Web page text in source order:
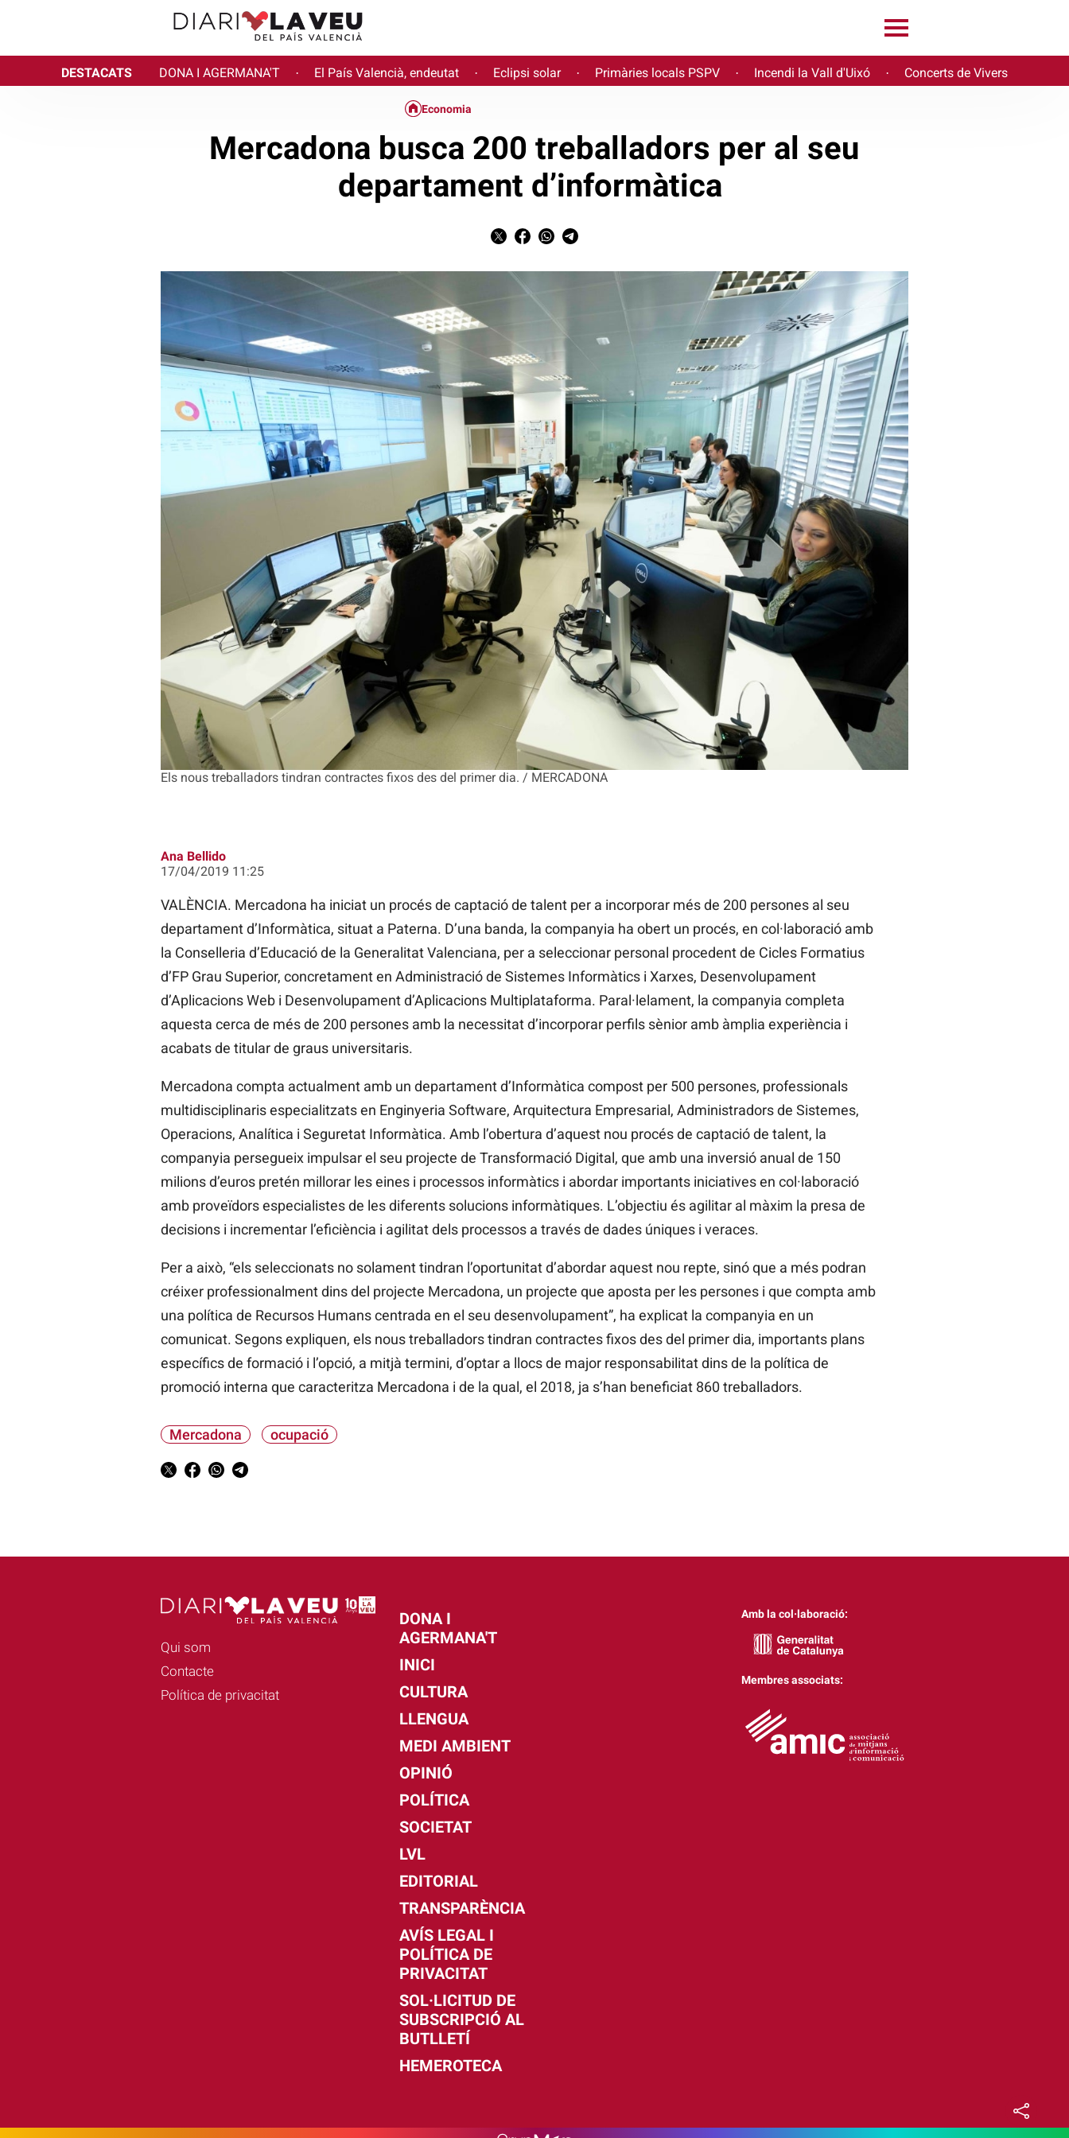
DESTACATS DONA I AGERMANA'T · El País Valencià, endeutat · Eclipsi solar · Primàries locals PSPV · Incendi la Vall d'Uixó · Concerts de Vivers
Els nous treballadors tindran contractes fixos des del primer dia. / MERCADONA
Economia
Mercadona busca 200 treballadors per al seu
departament d’informàtica
Ana Bellido
17/04/2019 11:25
VALÈNCIA. Mercadona ha iniciat un procés de captació de talent per a incorporar més de 200 persones al seu
departament d’Informàtica, situat a Paterna. D’una banda, la companyia ha obert un procés, en col·laboració amb
la Conselleria d’Educació de la Generalitat Valenciana, per a seleccionar personal procedent de Cicles Formatius
d’FP Grau Superior, concretament en Administració de Sistemes Informàtics i Xarxes, Desenvolupament
d’Aplicacions Web i Desenvolupament d’Aplicacions Multiplataforma. Paral·lelament, la companyia completa
aquesta cerca de més de 200 persones amb la necessitat d’incorporar perfils sènior amb àmplia experiència i
acabats de titular de graus universitaris.
Mercadona compta actualment amb un departament d’Informàtica compost per 500 persones, professionals
multidisciplinaris especialitzats en Enginyeria Software, Arquitectura Empresarial, Administradors de Sistemes,
Operacions, Analítica i Seguretat Informàtica. Amb l’obertura d’aquest nou procés de captació de talent, la
companyia persegueix impulsar el seu projecte de Transformació Digital, que amb una inversió anual de 150
milions d’euros pretén millorar les eines i processos informàtics i abordar importants iniciatives en col·laboració
amb proveïdors especialistes de les diferents solucions informàtiques. L’objectiu és agilitar al màxim la presa de
decisions i incrementar l’eficiència i agilitat dels processos a través de dades úniques i veraces.
Per a això, “els seleccionats no solament tindran l’oportunitat d’abordar aquest nou repte, sinó que a més podran
créixer professionalment dins del projecte Mercadona, un projecte que aposta per les persones i que compta amb
una política de Recursos Humans centrada en el seu desenvolupament”, ha explicat la companyia en un
comunicat. Segons expliquen, els nous treballadors tindran contractes fixos des del primer dia, importants plans
específics de formació i l’opció, a mitjà termini, d’optar a llocs de major responsabilitat dins de la política de
promoció interna que caracteritza Mercadona i de la qual, el 2018, ja s’han beneficiat 860 treballadors.
Mercadona ocupació
Qui som
Contacte
Política de privacitat
DONA I
AGERMANA'T
INICI
CULTURA
LLENGUA
MEDI AMBIENT
OPINIÓ
POLÍTICA
SOCIETAT
LVL
EDITORIAL
TRANSPARÈNCIA
AVÍS LEGAL I
POLÍTICA DE
PRIVACITAT
SOL·LICITUD DE
SUBSCRIPCIÓ AL
BUTLLETÍ
HEMEROTECA
Amb la col·laboració:
Membres associats: